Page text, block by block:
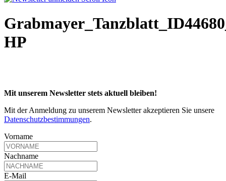
HP
Mit unserem Newsletter stets aktuell bleiben!
Mit der Anmeldung zu unserem Newsletter akzeptieren Sie unsere
Datenschutzbestimmungen.
Vorname
Nachname
E-Mail